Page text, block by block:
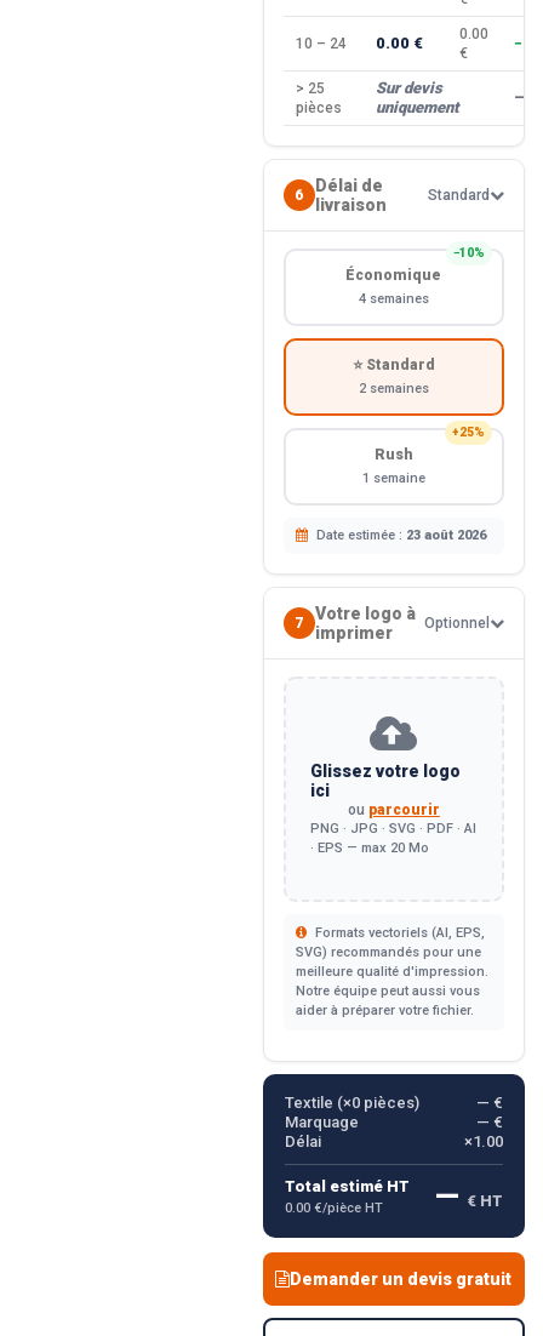
10 – 24 0.00 €
0.00
€
> 25
pièces
Sur devis
uniquement
—
6
Délai de
livraison
Standard
−10%
Économique
4 semaines
⭐ Standard
2 semaines
+25%
Rush
1 semaine
Date estimée : 23 août 2026
7
Votre logo à
imprimer
Optionnel
Glissez votre logo
ici
ou parcourir
PNG · JPG · SVG · PDF · AI
· EPS — max 20 Mo
Formats vectoriels (AI, EPS,
SVG) recommandés pour une
meilleure qualité d'impression.
Notre équipe peut aussi vous
aider à préparer votre fichier.
Textile (×0pièces)
— €
Marquage
— €
Délai
×1.00
Total estimé HT
0.00 €/pièce HT — € HT
Demander un devis gratuit